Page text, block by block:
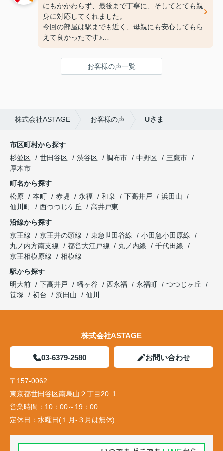
にもかかわらず、最後まで丁寧に、そしてとても親
身に対応してくれました。
今回の部屋は駅までも近く、母親にも安心してもら
えて良かったです♪
ってます！
ありがとうございました(^^♪
お客様の声一覧
株式会社ASTAGE お客様の声 Uさま
市区町村から探す
杉並区
世田谷区 渋谷区 調布市 中野区
三鷹市
厚木市
町名から探す
松原
本町 赤堤 永福 和泉 下高井戸
浜田山
仙川町
西つつじケ丘
高井戸東
沿線から探す
京王線
京王井の頭線 東急世田谷線
小田急小田原線
丸ノ内方南支線
都営大江戸線 丸ノ内線
千代田線
京王相模原線
相模線
駅から探す
明大前
下高井戸 幡ヶ谷 西永福 永福町
つつじヶ丘
笹塚
初台 浜田山 仙川
株式会社ASTAGE
03-6379-2580 お問い合わせ
〒157-0062
東京都世田谷区南烏山２丁目20−1
営業時間： 10：00～19：00
定休日： 水曜日(１月-３月は無休)